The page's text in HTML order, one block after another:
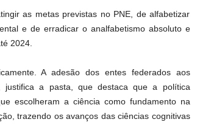
as metas previstas no PNE, de alfabetizar
e de erradicar o analfabetismo absoluto e
2024.
A adesão dos entes federados aos
justifica a pasta, que destaca que a política
escolheram a ciência como fundamento na
trazendo os avanços das ciências cognitivas